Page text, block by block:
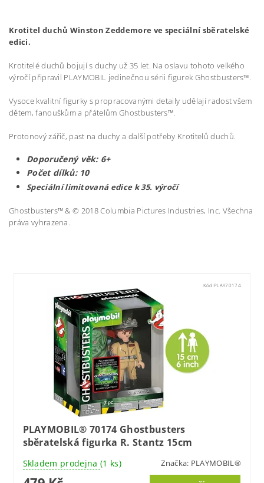
Krotitel duchů Winston Zeddemore ve speciální sběratelské
edici.
Krotitelé duchů bojují s duchy už 35 let. Na oslavu tohoto velkého
výročí připravil PLAYMOBIL jedinečnou sérii figurek Ghostbusters™.
Vysoce kvalitní figurky s propracovanými detaily udělají radost všem
dětem, fanouškům a přátelům Ghostbusters™.
Protonový zářič, past na duchy a další potřeby Krotitelů duchů.
Doporučený věk: 6+
Počet dílků: 10
Speciální limitovaná edice k 35. výročí
Ghostbusters™ & © 2018 Columbia Pictures Industries, Inc. Všechna
práva vyhrazena.
Kód:PLAY70174
PLAYMOBIL® 70174 Ghostbusters
sběratelská figurka R. Stantz 15cm
Skladem prodejna (1 ks) Značka: PLAYMOBIL®